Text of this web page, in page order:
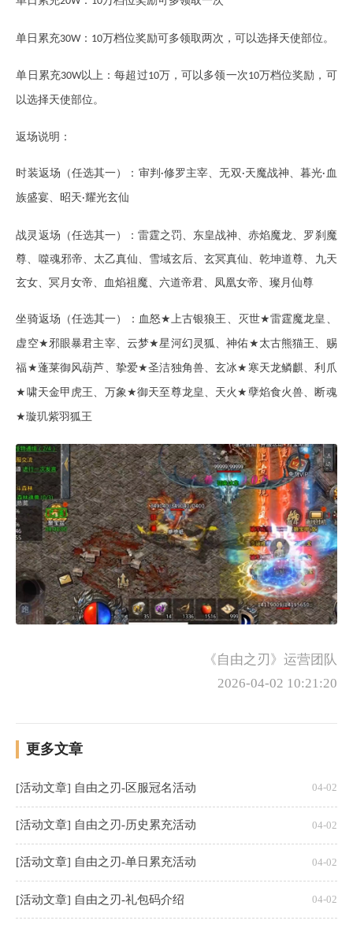
单日累充30W： 10万档位奖励可多领取两次，可以选择天使部位。
单日累充30W以上：每超过10万，可以多领一次10万档位奖励，可
以选择天使部位。
返场说明：
时装返场（任选其一）：审判 ·修罗主宰、无双·天魔战神、暮光· 血
族盛宴、昭天·耀光玄仙
战灵返场（任选其一）：雷霆之罚、东皇战神、赤焰魔龙、罗刹魔
尊、噬魂邪帝、太乙真仙、雪域玄后、玄冥真仙、乾坤道尊、九天
玄女、冥月女帝、血焰祖魔、六道帝君、凤凰女帝、璨月仙尊
坐骑返场（任选其一）：血怒★上古银狼王、灭世★雷霆魔龙皇、
虚空★邪眼暴君主宰、云梦★星河幻灵狐、神佑★ 太古熊猫王、赐
福 ★蓬莱御风葫芦、挚爱★圣洁独角兽、玄冰★ 寒天龙鳞麒、利爪
★ 啸天金甲虎王、万象★御天至尊龙皇、天火 ★ 孽焰食火兽、断魂
★璇玑紫羽狐王
《自由之刃》运营团队
2026-04-02 10:21:20
更多文章
[活动文章] 自由之刃-区服冠名活动 04-02
[活动文章] 自由之刃-历史累充活动 04-02
[活动文章] 自由之刃-单日累充活动 04-02
[活动文章] 自由之刃-礼包码介绍 04-02